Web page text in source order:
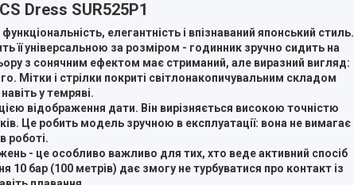
CS Dress SUR525P1
елегантність і впізнаваний японський стиль.
універсальною за розміром - годинник зручно сидить на
з сонячним ефектом має стриманий, але виразний вигляд:
Мітки і стрілки покриті світлонакопичувальним складом
у темряві.
відображення дати. Він вирізняється високою точністю
Це робить модель зручною в експлуатації: вона не вимагає
роботі.
- це особливо важливо для тих, хто веде активний спосіб
бар (100 метрів) дає змогу не турбуватися про контакт із